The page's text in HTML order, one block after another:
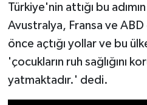
Türkiye'nin attığı bu
Avustralya, Fransa ve
önce açtığı yollar ve bu
'çocukların ruh sağlığını
yatmaktadır.' dedi.